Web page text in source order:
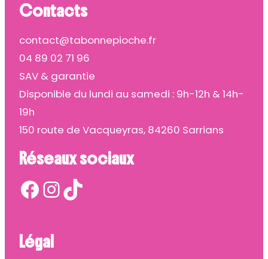
Contacts
contact@tabonnepioche.fr
04 89 02 71 96
SAV & garantie
Disponible du lundi au samedi : 9h-12h & 14h-
19h
150 route de Vacqueyras, 84260 Sarrians
Réseaux sociaux
Facebook InstagramTikTok
Légal